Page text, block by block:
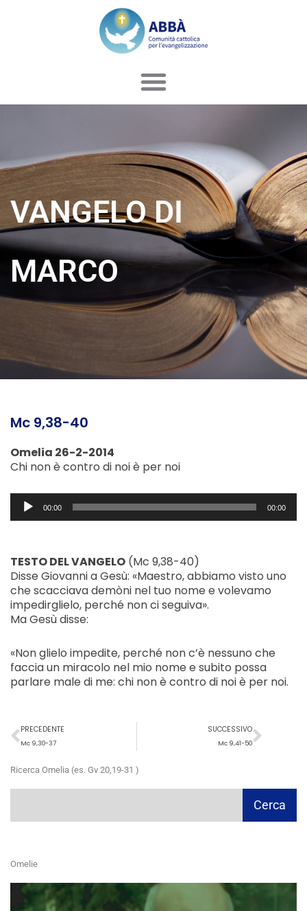
VANGELO DI
MARCO
Mc 9,38-40
Omelia 26-2-2014
Chi non è contro di noi è per noi
Audio
Player00:00 00:00
TESTO DEL VANGELO (Mc 9,38-40)
Disse Giovanni a Gesù: «Maestro, abbiamo visto uno
che scacciava demòni nel tuo nome e volevamo
impedirglielo, perché non ci seguiva».
Ma Gesù disse:
«Non glielo impedite, perché non c’è nessuno che
faccia un miracolo nel mio nome e subito possa
parlare male di me: chi non è contro di noi è per noi.
Precedente
PRECEDENTE
Mc 9,30-37
SUCCESSIVO
Mc 9,41-50
Ricerca Omelia (es. Gv 20,19-31 )
Cerca
Omelie